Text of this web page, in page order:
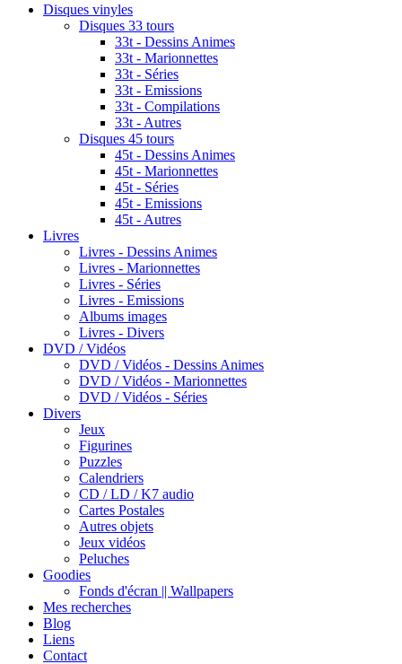
Disques vinyles
Disques 33 tours
33t - Dessins Animes
33t - Marionnettes
33t - Séries
33t - Emissions
33t - Compilations
33t - Autres
Disques 45 tours
45t - Dessins Animes
45t - Marionnettes
45t - Séries
45t - Emissions
45t - Autres
Livres
Livres - Dessins Animes
Livres - Marionnettes
Livres - Séries
Livres - Emissions
Albums images
Livres - Divers
DVD / Vidéos
DVD / Vidéos - Dessins Animes
DVD / Vidéos - Marionnettes
DVD / Vidéos - Séries
Divers
Jeux
Figurines
Puzzles
Calendriers
CD / LD / K7 audio
Cartes Postales
Autres objets
Jeux vidéos
Peluches
Goodies
Fonds d'écran || Wallpapers
Mes recherches
Blog
Liens
Contact